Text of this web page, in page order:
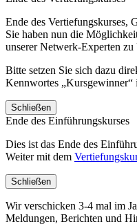
Ende des Vertiefungskurses,
Sie haben nun die
unserer Netwerk-Experten zu
Bitte setzen Sie sich dazu
Kennwortes
Schließen
Ende des Einführungskurses
Dies ist das Ende des
Weiter mit dem
Schließen
Wir verschicken 3-4 mal im
Meldungen, Berichten und